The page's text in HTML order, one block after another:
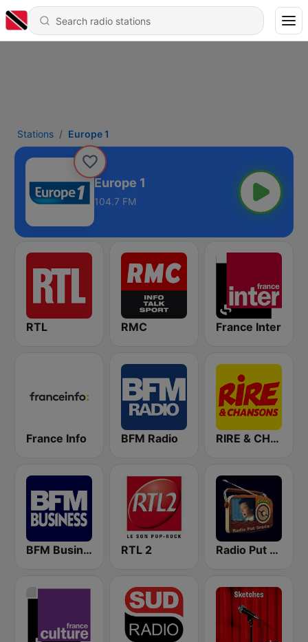
Stations Europe 1
Europe 1
104.7 FM
RTL RMC France Inter
France Info BFM Radio RIRE & CHANSONS
BFM Business 100.8 FM RTL 2 Radio Put Sreće